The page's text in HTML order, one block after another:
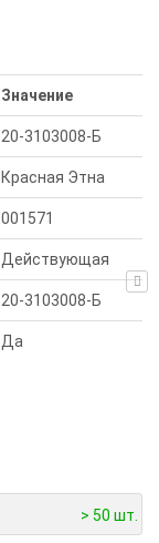
Значение
20-3103008-Б
Красная Этна
001571
Действующая
20-3103008-Б
Да
> 50 шт.